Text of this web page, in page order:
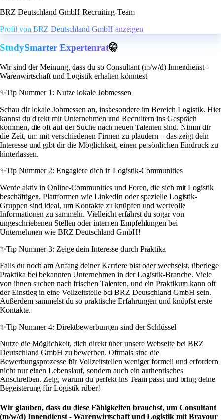
BRZ Deutschland GmbH Recruiting-Team
Profil von BRZ Deutschland GmbH anzeigen
StudySmarter Expertenrat🤫
Wir sind der Meinung, dass du so Consultant (m/w/d) Innendienst -
Warenwirtschaft und Logistik erhalten könntest
✨Tip Nummer 1: Nutze lokale Jobmessen
Schau dir lokale Jobmessen an, insbesondere im Bereich Logistik. Hier
kannst du direkt mit Unternehmen und Recruitern ins Gespräch
kommen, die oft auf der Suche nach neuen Talenten sind. Nimm dir
die Zeit, um mit verschiedenen Firmen zu plaudern – das zeigt dein
Interesse und gibt dir die Möglichkeit, einen persönlichen Eindruck zu
hinterlassen.
✨Tip Nummer 2: Engagiere dich in Logistik-Communities
Werde aktiv in Online-Communities und Foren, die sich mit Logistik
beschäftigen. Plattformen wie LinkedIn oder spezielle Logistik-
Gruppen sind ideal, um Kontakte zu knüpfen und wertvolle
Informationen zu sammeln. Vielleicht erfährst du sogar von
ungeschriebenen Stellen oder internen Empfehlungen bei
Unternehmen wie BRZ Deutschland GmbH!
✨Tip Nummer 3: Zeige dein Interesse durch Praktika
Falls du noch am Anfang deiner Karriere bist oder wechselst, überlege
Praktika bei bekannten Unternehmen in der Logistik-Branche. Viele
von ihnen suchen nach frischen Talenten, und ein Praktikum kann oft
der Einstieg in eine Vollzeitstelle bei BRZ Deutschland GmbH sein.
Außerdem sammelst du so praktische Erfahrungen und knüpfst erste
Kontakte.
✨Tip Nummer 4: Direktbewerbungen sind der Schlüssel
Nutze die Möglichkeit, dich direkt über unsere Webseite bei BRZ
Deutschland GmbH zu bewerben. Oftmals sind die
Bewerbungsprozesse für Vollzeitstellen weniger formell und erfordern
nicht nur einen Lebenslauf, sondern auch ein authentisches
Anschreiben. Zeig, warum du perfekt ins Team passt und bring deine
Begeisterung für Logistik rüber!
Wir glauben, dass du diese Fähigkeiten brauchst, um Consultant
(m/w/d) Innendienst - Warenwirtschaft und Logistik mit Bravour